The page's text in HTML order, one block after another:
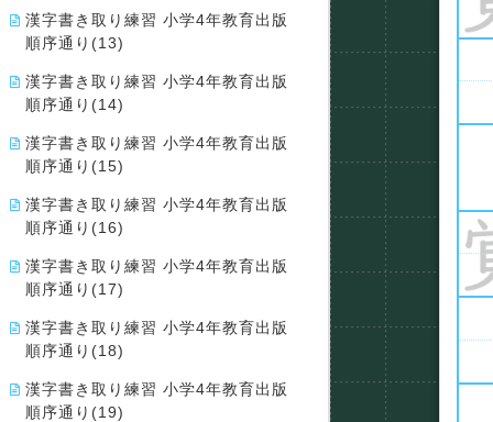
漢字書き取り練習 小学4年教育出版
順序通り(13)
漢字書き取り練習 小学4年教育出版
順序通り(14)
漢字書き取り練習 小学4年教育出版
順序通り(15)
漢字書き取り練習 小学4年教育出版
順序通り(16)
漢字書き取り練習 小学4年教育出版
順序通り(17)
漢字書き取り練習 小学4年教育出版
順序通り(18)
漢字書き取り練習 小学4年教育出版
順序通り(19)